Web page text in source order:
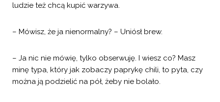
ludzie też chcą kupić warzywa.
– Mówisz, że ja nienormalny? – Uniósł brew.
– Ja nic nie mówię, tylko obserwuję. I wiesz co? Masz
minę typa, który jak zobaczy paprykę chili, to pyta, czy
można ją podzielić na pół, żeby nie bolało.